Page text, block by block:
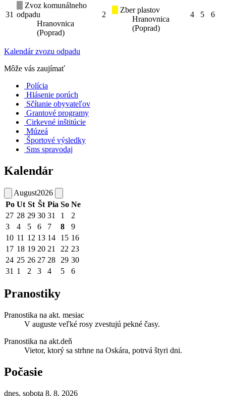
31
Zvoz komunálneho
odpadu
Hranovnica
(Poprad)
2
Zber plastov
Hranovnica
(Poprad)
4 5 6
Kalendár zvozu odpadu
Môže vás zaujímať
Polícia
Hlásenie porúch
Sčítanie obyvateľov
Grantové programy
Cirkevné inštitúcie
Múzeá
Športové výsledky
Sms spravodaj
Kalendár
August2026
Po Ut St Št Pia So Ne
27 28 29 30 31 1
2
3
4 5 6 7 8
9
10 11 12 13 14 15 16
17 18 19 20 21 22 23
24 25 26 27 28 29 30
31 1 2 3 4 5 6
Pranostiky
Pranostika na akt. mesiac
V auguste veľké rosy zvestujú pekné časy.
Pranostika na akt.deň
Vietor, ktorý sa strhne na Oskára, potrvá štyri dni.
Počasie
dnes, sobota 8. 8. 2026